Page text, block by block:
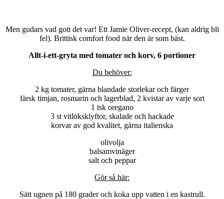
Men gudars vad gott det var! Ett Jamie Oliver-recept, (kan aldrig bli
fel). Brittisk comfort food när den är som bäst.
Allt-i-ett-gryta med tomater och korv, 6 portioner
Du behöver:
2 kg tomater, gärna blandade storlekar och färger
färsk timjan, rosmarin och lagerblad, 2 kvistar av varje sort
1 tsk oregano
3 st vitlöksklyftor, skalade och hackade
korvar av god kvalitet, gärna italienska
olivolja
balsamvinäger
salt och peppar
Gör så här:
Sätt ugnen på 180 grader och koka upp vatten i en kastrull.